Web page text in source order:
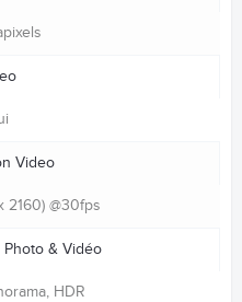
Video
2160) @30fps
& Vidéo
HDR